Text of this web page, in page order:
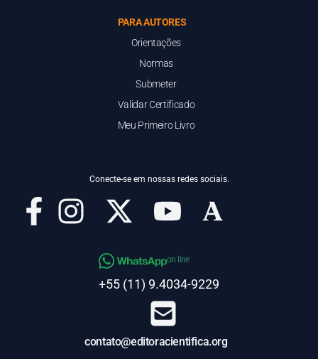
PARA AUTORES
Orientações
Normas
Submeter
Validar Certificado
Meu Primeiro Livro
Conecte-se em nossas redes sociais.
on line
+55 (11) 9.4034-9229
contato@editoracientifica.org